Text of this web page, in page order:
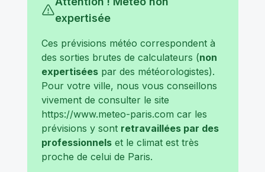
expertisée
Ces prévisions météo correspondent à
des sorties brutes de calculateurs (non
expertiséespar des météorologistes).
Pour votre ville, nous vous conseillons
vivement de consulter le site
https://www.meteo-paris.com car les
prévisions y sont retravaillées par des
professionnelset le climat est très
proche de celui de Paris.